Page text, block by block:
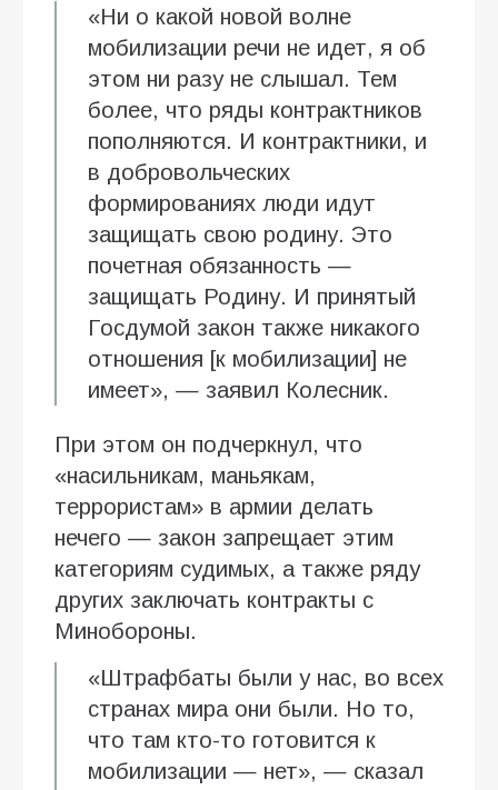
«Ни о какой новой волне
мобилизации речи не идет, я об
этом ни разу не слышал. Тем
более, что ряды контрактников
пополняются. И контрактники, и
в добровольческих
формированиях люди идут
защищать свою родину. Это
почетная обязанность —
защищать Родину. И принятый
Госдумой закон также никакого
отношения [к мобилизации] не
имеет», — заявил Колесник.
При этом он подчеркнул, что
«насильникам, маньякам,
террористам» в армии делать
нечего — закон запрещает этим
категориям судимых, а также ряду
других заключать контракты с
Минобороны.
«Штрафбаты были у нас, во всех
странах мира они были. Но то,
что там кто-то готовится к
мобилизации — нет», — сказал